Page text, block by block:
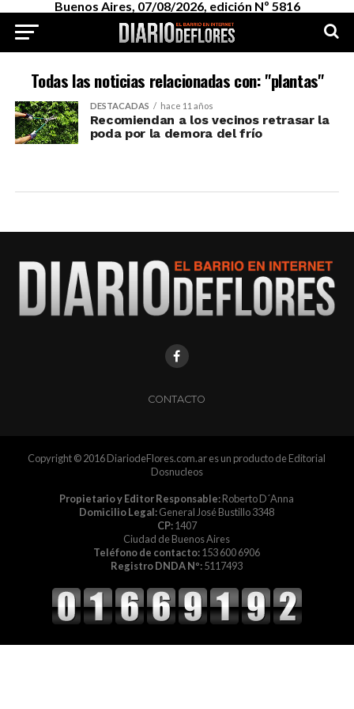
Buenos Aires, 07/08/2026, edición Nº 5816
Todas las noticias relacionadas con: "plantas"
DESTACADAS hace 11 años
Recomiendan a los vecinos retrasar la
poda por la demora del frío
CONTACTO
Copyright © 2016 DiariodeFlores.com.ar es un producto de Editorial
Dosnucleos
Propietario y Editor Responsable:Roberto D´Anna
Domicilio Legal:General José Bustillo 3348
CP:1407
Ciudad de Buenos Aires
Teléfono de contacto:153 600 6906
Registro DNDA Nº:5117493